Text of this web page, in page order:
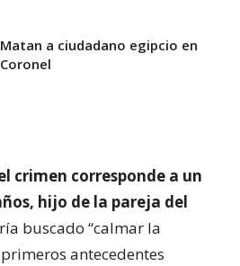
Matan a ciudadano egipcio en
Coronel
crimen corresponde a un
hijo de la pareja del
buscado “calmar la
antecedentes